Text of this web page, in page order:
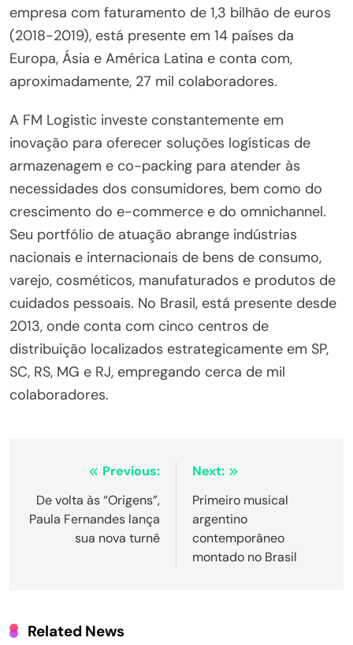
empresa com faturamento de 1,3 bilhão de euros
(2018-2019), está presente em 14 países da
Europa, Ásia e América Latina e conta com,
aproximadamente, 27 mil colaboradores.
A FM Logistic investe constantemente em
inovação para oferecer soluções logísticas de
armazenagem e co-packing para atender às
necessidades dos consumidores, bem como do
crescimento do e-commerce e do omnichannel.
Seu portfólio de atuação abrange indústrias
nacionais e internacionais de bens de consumo,
varejo, cosméticos, manufaturados e produtos de
cuidados pessoais. No Brasil, está presente desde
2013, onde conta com cinco centros de
distribuição localizados estrategicamente em SP,
SC, RS, MG e RJ, empregando cerca de mil
colaboradores.
Navegação
de
Post
Previous:
De volta às “Origens”,
Paula Fernandes lança
sua nova turnê
Next:
Primeiro musical
argentino
contemporâneo
montado no Brasil
Related News